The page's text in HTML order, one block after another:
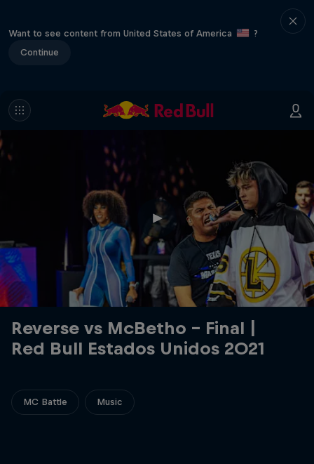
Want to see content from United States of America
?
Continue
Reverse vs McBetho - Final |
Red Bull Estados Unidos 2021
MC Battle Music